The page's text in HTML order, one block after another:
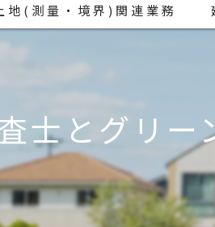
地(測量・境界)関連業務
士とグリ